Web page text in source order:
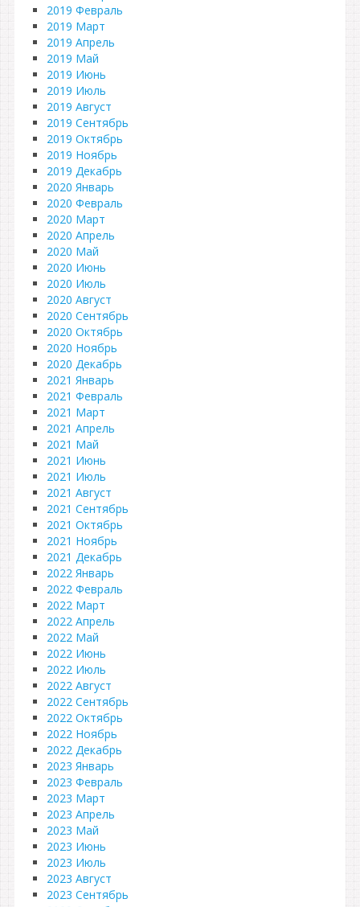
2019 Февраль
2019 Март
2019 Апрель
2019 Май
2019 Июнь
2019 Июль
2019 Август
2019 Сентябрь
2019 Октябрь
2019 Ноябрь
2019 Декабрь
2020 Январь
2020 Февраль
2020 Март
2020 Апрель
2020 Май
2020 Июнь
2020 Июль
2020 Август
2020 Сентябрь
2020 Октябрь
2020 Ноябрь
2020 Декабрь
2021 Январь
2021 Февраль
2021 Март
2021 Апрель
2021 Май
2021 Июнь
2021 Июль
2021 Август
2021 Сентябрь
2021 Октябрь
2021 Ноябрь
2021 Декабрь
2022 Январь
2022 Февраль
2022 Март
2022 Апрель
2022 Май
2022 Июнь
2022 Июль
2022 Август
2022 Сентябрь
2022 Октябрь
2022 Ноябрь
2022 Декабрь
2023 Январь
2023 Февраль
2023 Март
2023 Апрель
2023 Май
2023 Июнь
2023 Июль
2023 Август
2023 Сентябрь